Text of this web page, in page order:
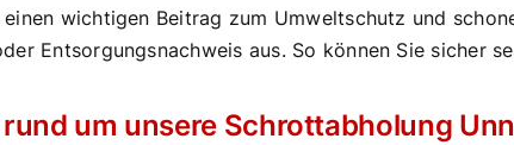
wichtigen Beitrag zum Umweltschutz und
Entsorgungsnachweis aus. So können Sie sicher
um unsere Schrottabholung